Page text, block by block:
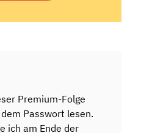
Premium-Folge
Passwort lesen.
ich am Ende der